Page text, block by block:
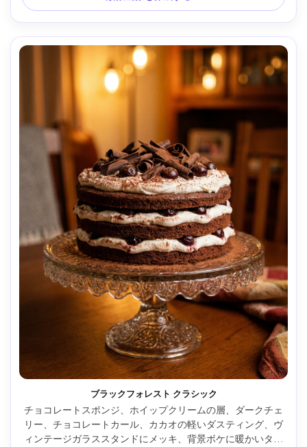
ブラックフォレスト クラシック
チョコレートスポンジ、ホイップクリームの層、ダークチェ
リー、チョコレートカール、カカオの軽いダスティング、ヴ
ィンテージガラススタンドにメッキ、背景ボケに暖かいタン